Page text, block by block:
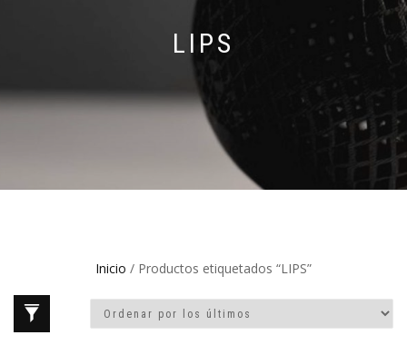
LIPS
Inicio / Productos etiquetados “LIPS”